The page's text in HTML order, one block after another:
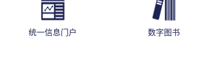
统一信息门户 数字图书